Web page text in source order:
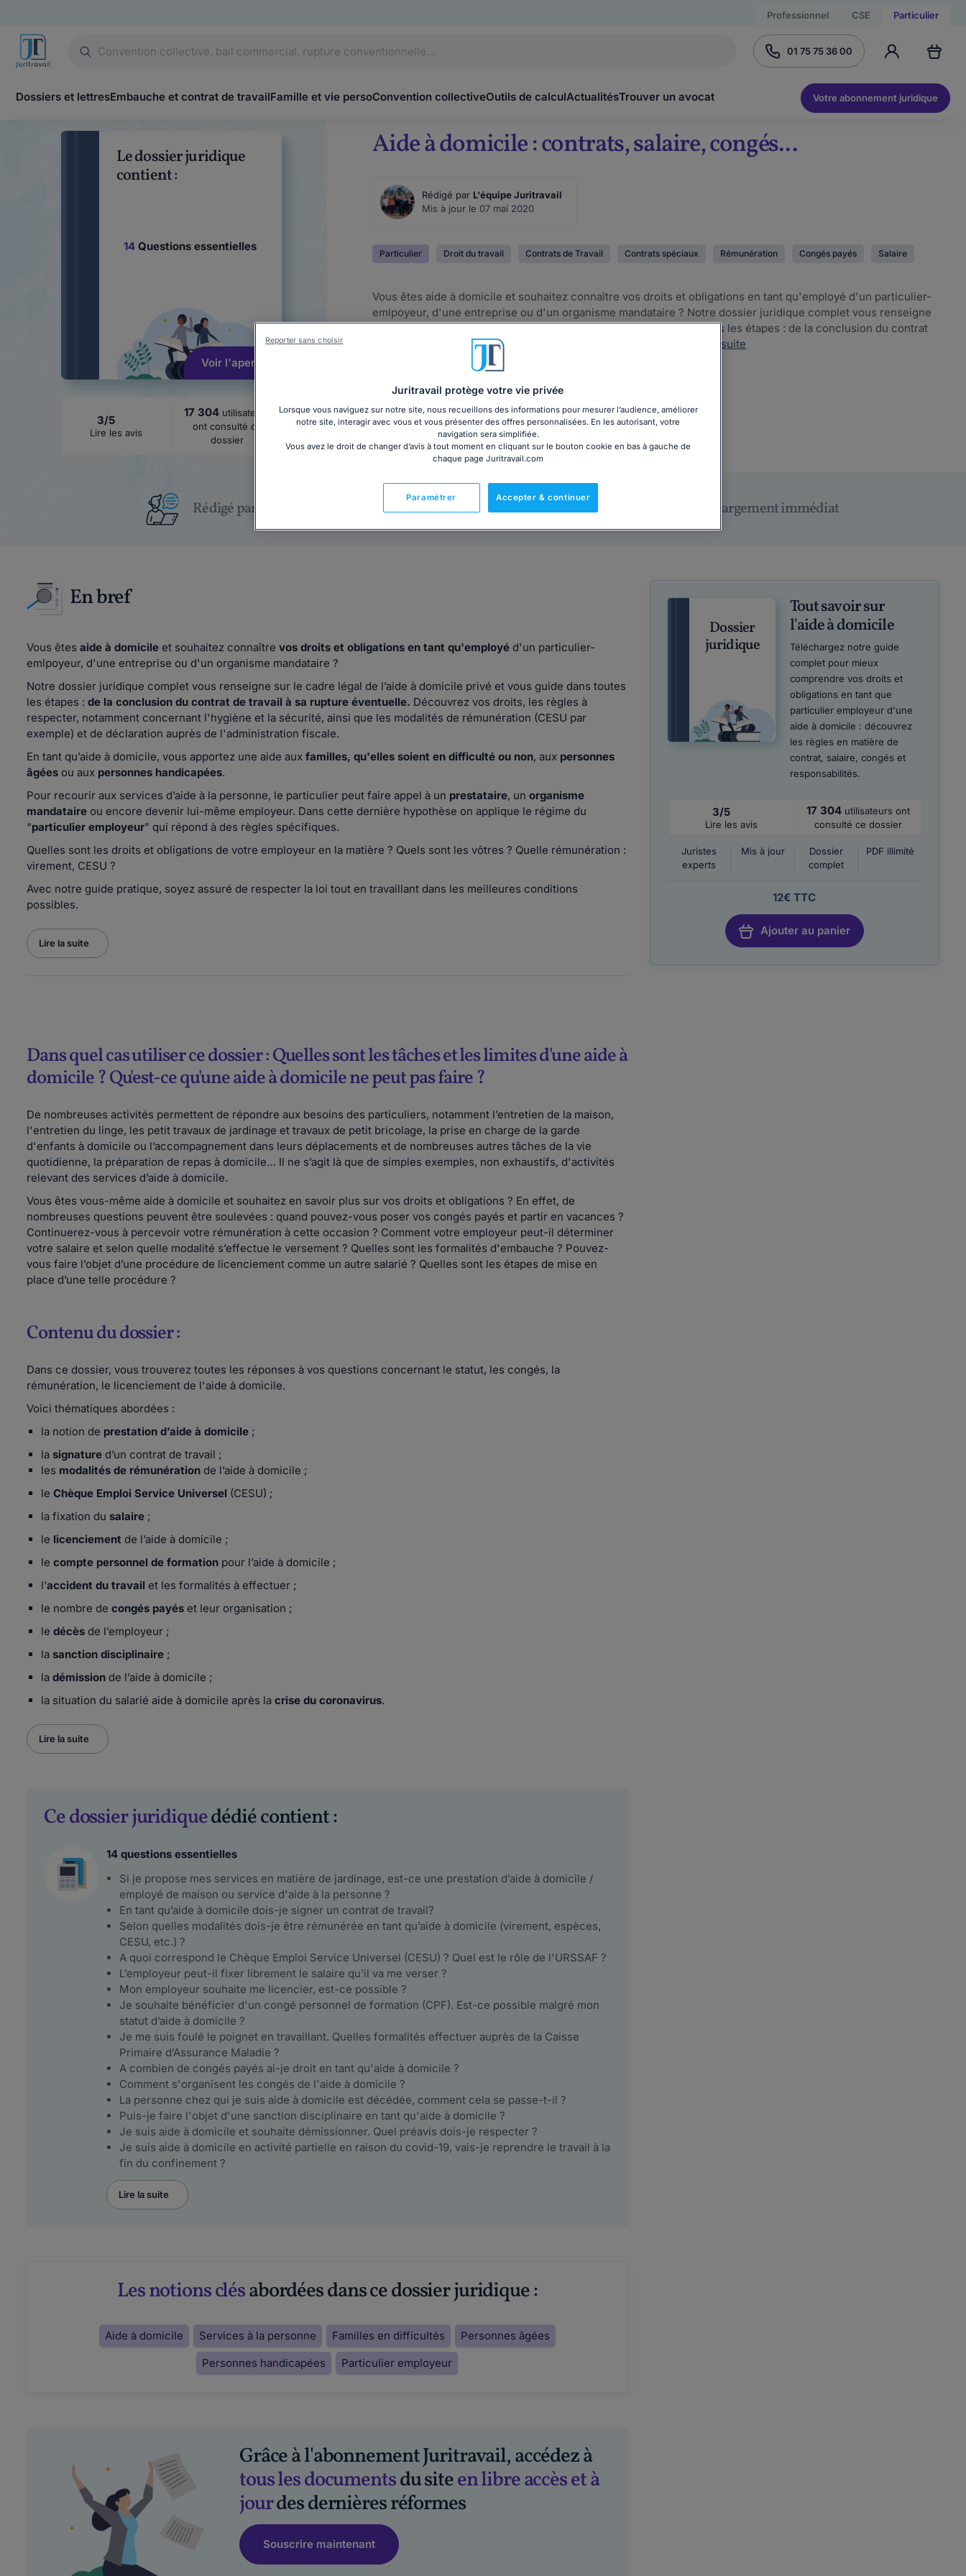
Professionnel CSE Particulier
01 75 75 36 00
Dossiers et lettresEmbauche et contrat de travailFamille et vie persoConvention collectiveOutils de calculActualitésTrouver un avocat Votre abonnement juridique
Le dossier juridique
contient :
14 Questions essentielles
Voir l'aperçu
3/5
Lire les avis
17 304 utilisateurs
ont consulté ce
dossier
Aide à domicile : contrats, salaire, congés...
Rédigé par L'équipe Juritravail
Mis à jour le 07 mai 2020
Particulier Droit du travail Contrats de Travail Contrats spéciaux Rémunération Congés payés Salaire
Vous êtes aide à domicile et souhaitez connaître vos droits et obligations en tant qu'employé d'un particulier-
emlpoyeur, d'une entreprise ou d'un organisme mandataire ? Notre dossier juridique complet vous renseigne
sur le cadre légal de l’aide à domicile privé et vous guide dans toutes les étapes : de la conclusion du contrat
de travail à sa rupture éventuelle. Découvrez vos droits, les...
Lire la suite
12€ TTC Ajouter au panier
Rédigé par un juriste Prêt à l'emploi Téléchargement immédiat
En bref
Vous êtes aide à domicile et souhaitez connaître vos droits et obligations en tant qu'employé d'un particulier-
emlpoyeur, d'une entreprise ou d'un organisme mandataire ?
Notre dossier juridique complet vous renseigne sur le cadre légal de l’aide à domicile privé et vous guide dans toutes
les étapes : de la conclusion du contrat de travail à sa rupture éventuelle. Découvrez vos droits, les règles à
respecter, notamment concernant l'hygiène et la sécurité, ainsi que les modalités de rémunération (CESU par
exemple) et de déclaration auprès de l'administration fiscale.
En tant qu’aide à domicile, vous apportez une aide aux familles, qu'elles soient en difficulté ou non, aux personnes
âgées ou aux personnes handicapées.
Pour recourir aux services d’aide à la personne, le particulier peut faire appel à un prestataire, un organisme
mandataire ou encore devenir lui-même employeur. Dans cette dernière hypothèse on applique le régime du
“particulier employeur” qui répond à des règles spécifiques.
Quelles sont les droits et obligations de votre employeur en la matière ? Quels sont les vôtres ? Quelle rémunération :
virement, CESU ?
Avec notre guide pratique, soyez assuré de respecter la loi tout en travaillant dans les meilleures conditions
possibles.
Lire la suite
Dans quel cas utiliser ce dossier : Quelles sont les tâches et les limites d'une aide à
domicile ? Qu'est-ce qu'une aide à domicile ne peut pas faire ?
De nombreuses activités permettent de répondre aux besoins des particuliers, notamment l’entretien de la maison,
l'entretien du linge, les petit travaux de jardinage et travaux de petit bricolage, la prise en charge de la garde
d'enfants à domicile ou l’accompagnement dans leurs déplacements et de nombreuses autres tâches de la vie
quotidienne, la préparation de repas à domicile… Il ne s’agit là que de simples exemples, non exhaustifs, d'activités
relevant des services d’aide à domicile.
Vous êtes vous-même aide à domicile et souhaitez en savoir plus sur vos droits et obligations ? En effet, de
nombreuses questions peuvent être soulevées : quand pouvez-vous poser vos congés payés et partir en vacances ?
Continuerez-vous à percevoir votre rémunération à cette occasion ? Comment votre employeur peut-il déterminer
votre salaire et selon quelle modalité s’effectue le versement ? Quelles sont les formalités d'embauche ? Pouvez-
vous faire l’objet d’une procédure de licenciement comme un autre salarié ? Quelles sont les étapes de mise en
place d’une telle procédure ?
Contenu du dossier :
Dans ce dossier, vous trouverez toutes les réponses à vos questions concernant le statut, les congés, la
rémunération, le licenciement de l'aide à domicile.
Voici thématiques abordées :
la notion de prestation d’aide à domicile ;
la signature d’un contrat de travail ;
les modalités de rémunération de l’aide à domicile ;
le Chèque Emploi Service Universel (CESU) ;
la fixation du salaire ;
le licenciement de l’aide à domicile ;
le compte personnel de formation pour l’aide à domicile ;
l’accident du travail et les formalités à effectuer ;
le nombre de congés payés et leur organisation ;
le décès de l’employeur ;
la sanction disciplinaire ;
la démission de l’aide à domicile ;
la situation du salarié aide à domicile après la crise du coronavirus.
Lire la suite
Ce dossier juridiquedédié contient :
14 questions essentielles
Si je propose mes services en matière de jardinage, est-ce une prestation d’aide à domicile /
employé de maison ou service d'aide à la personne ?
En tant qu’aide à domicile dois-je signer un contrat de travail?
Selon quelles modalités dois-je être rémunérée en tant qu’aide à domicile (virement, espèces,
CESU, etc.) ?
A quoi correspond le Chèque Emploi Service Universel (CESU) ? Quel est le rôle de l'URSSAF ?
L’employeur peut-il fixer librement le salaire qu’il va me verser ?
Mon employeur souhaite me licencier, est-ce possible ?
Je souhaite bénéficier d'un congé personnel de formation (CPF). Est-ce possible malgré mon
statut d’aide à domicile ?
Je me suis foulé le poignet en travaillant. Quelles formalités effectuer auprès de la Caisse
Primaire d’Assurance Maladie ?
A combien de congés payés ai-je droit en tant qu'aide à domicile ?
Comment s'organisent les congés de l'aide à domicile ?
La personne chez qui je suis aide à domicile est décédée, comment cela se passe-t-il ?
Puis-je faire l'objet d'une sanction disciplinaire en tant qu'aide à domicile ?
Je suis aide à domicile et souhaite démissionner. Quel préavis dois-je respecter ?
Je suis aide à domicile en activité partielle en raison du covid-19, vais-je reprendre le travail à la
fin du confinement ?
Lire la suite
Les notions clésabordées dans ce dossier juridique :
Aide à domicile Services à la personne Familles en difficultés
Personnes âgées
Personnes handicapées
Particulier employeur
Grâce à l'abonnement Juritravail, accédez à
tous les documentsdu siteen libre accès et à
jourdes dernières réformes
Souscrire maintenant
Dossier
juridique
Tout savoir sur
l'aide à domicile
Téléchargez notre guide
complet pour mieux
comprendre vos droits et
obligations en tant que
particulier employeur d'une
aide à domicile : découvrez
les règles en matière de
contrat, salaire, congés et
responsabilités.
3/5
Lire les avis
17 304 utilisateurs ont
consulté ce dossier
Juristes
experts
Mis à jour
Dossier
complet
PDF illimité
12€ TTC
Ajouter au panier
Juritravail protège votre vie privée
Lorsque vous naviguez sur notre site, nous recueillons des informations pour mesurer l’audience, améliorer
notre site, interagir avec vous et vous présenter des offres personnalisées. En les autorisant, votre
navigation sera simplifiée.
Vous avez le droit de changer d’avis à tout moment en cliquant sur le bouton cookie en bas à gauche de
chaque page Juritravail.com
Accepter & continuer
Paramétrer
Reporter sans choisir